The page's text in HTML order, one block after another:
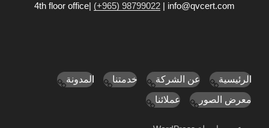
4th floor office| (+965) 98799022 | info@qvcert.com
الرئيسية عن الشركة خدمتنا
المدونة
معرض الصور
عملائنا